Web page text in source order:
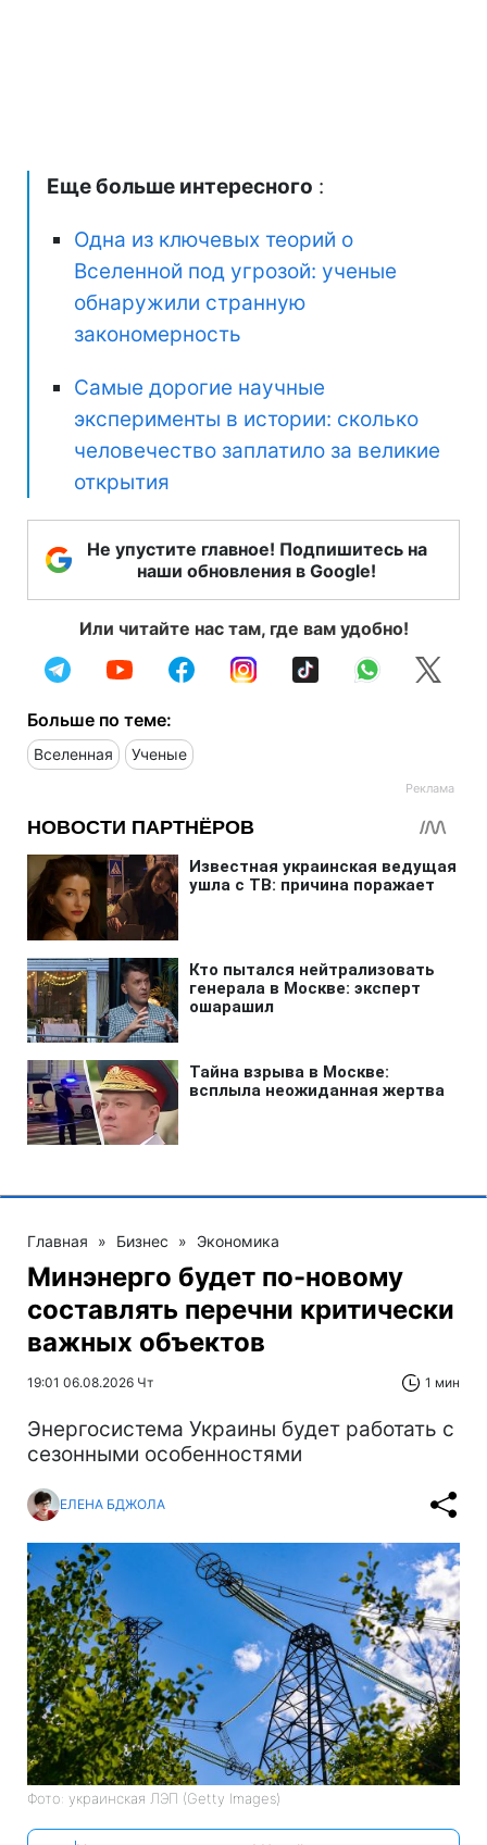
Еще больше интересного :
Одна из ключевых теорий о
Вселенной под угрозой: ученые
обнаружили странную
закономерность
Самые дорогие научные
эксперименты в истории: сколько
человечество заплатило за великие
открытия
Не упустите главное! Подпишитесь на
наши обновления в Google!
Или читайте нас там, где вам удобно!
Больше по теме:
Вселенная Ученые
Главная » Бизнес » Экономика
Минэнерго будет по-новому
составлять перечни критически
важных объектов
19:01 06.08.2026 Чт 1 мин
Энергосистема Украины будет работать с
сезонными особенностями
ЕЛЕНА БДЖОЛА
Фото: украинская ЛЭП (Getty Images)